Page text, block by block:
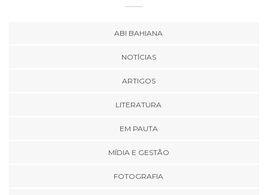
ABI BAHIANA
NOTÍCIAS
ARTIGOS
LITERATURA
EM PAUTA
MÍDIA E GESTÃO
FOTOGRAFIA